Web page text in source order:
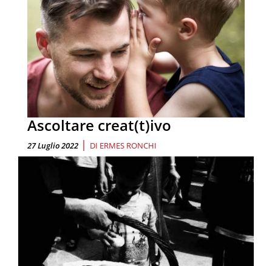
Ascoltare creat(t)ivo
27 Luglio 2022 | DI ERMES RONCHI